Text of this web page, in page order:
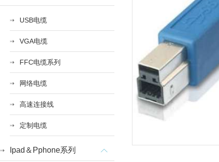
USB电缆
VGA电缆
FFC电缆系列
网络电缆
高速连接线
定制电缆
Ipad＆Pphone系列